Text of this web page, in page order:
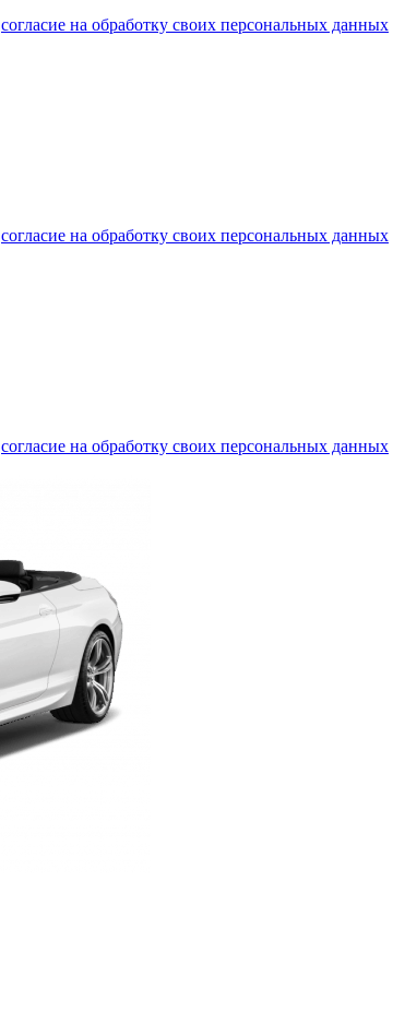
согласие на обработку своих персональных данных
согласие на обработку своих персональных данных
согласие на обработку своих персональных данных